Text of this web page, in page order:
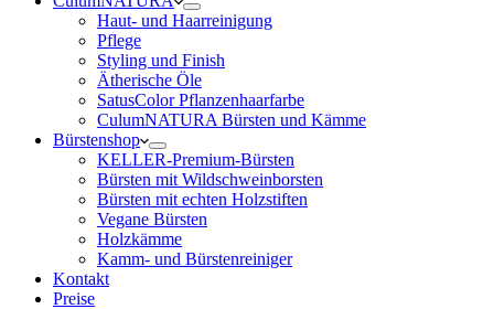
Haut- und Haarreinigung
Pflege
Styling und Finish
Ätherische Öle
SatusColor Pflanzenhaarfarbe
CulumNATURA Bürsten und Kämme
Bürstenshop
KELLER-Premium-Bürsten
Bürsten mit Wildschweinborsten
Bürsten mit echten Holzstiften
Vegane Bürsten
Holzkämme
Kamm- und Bürstenreiniger
Kontakt
Preise